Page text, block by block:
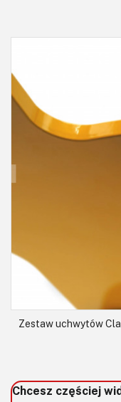
Zestaw uchwytów
Chcesz częściej